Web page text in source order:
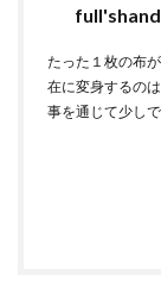
たった１枚の布
在に変身するの
事を通じて少し